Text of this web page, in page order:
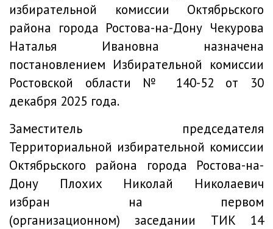
избирательной комиссии Октябрьского
района города Ростова-на-Дону Чекурова
Наталья Ивановна назначена
постановлением Избирательной комиссии
Ростовской области № 140-52 от 30
декабря 2025 года.
Заместитель председателя
Территориальной избирательной комиссии
Октябрьского района города Ростова-на-
Дону Плохих Николай Николаевич
избран на первом
(организационном) заседании ТИК 14